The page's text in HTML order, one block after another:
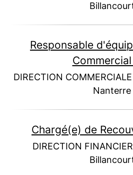
Responsable
DIRECTION
Nanterre
Chargé(e) de
DIRECTION